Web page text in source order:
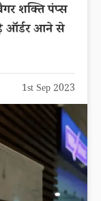
शक्ति पंप्स
ऑर्डर आने से
1st Sep 2023